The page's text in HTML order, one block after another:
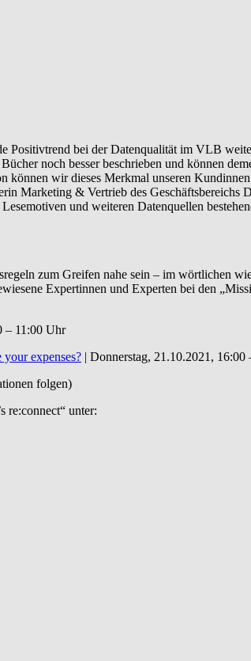
Positivtrend bei der Datenqualität im VLB
noch besser beschrieben und können
können wir dieses Merkmal unseren
Marketing & Vertrieb des
und weiteren Datenquellen
zum Greifen nahe sein – im wörtlichen
Expertinnen und Experten bei den
– 11:00 Uhr
expenses? | Donnerstag, 21.10.2021, 16:00
folgen)
re:connect“ unter: